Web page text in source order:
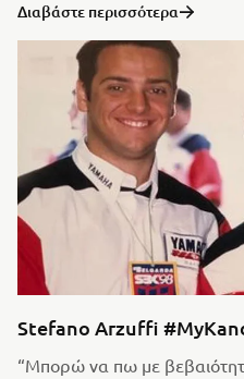
Διαβάστε περισσότερα
Stefano Arzuffi
“Μπορώ να πω με